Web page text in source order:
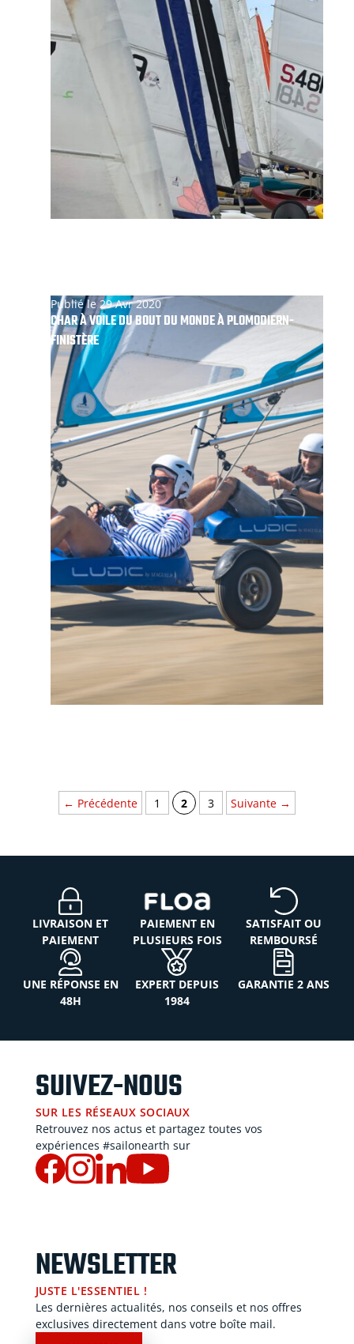
Publié le 29 Avr 2020
CHAR À VOILE DU BOUT DU MONDE À PLOMODIERN-
FINISTÈRE
← Précédente 1 2 3 Suivante →
LIVRAISON ET
PAIEMENT
PAIEMENT EN
PLUSIEURS FOIS
SATISFAIT OU
REMBOURSÉ
UNE RÉPONSE EN
48H
EXPERT DEPUIS
1984
GARANTIE 2 ANS
SUIVEZ-NOUS
SUR LES RÉSEAUX SOCIAUX
Retrouvez nos actus et partagez toutes vos
expériences #sailonearth sur
NEWSLETTER
JUSTE L'ESSENTIEL !
Les dernières actualités, nos conseils et nos offres
exclusives directement dans votre boîte mail.